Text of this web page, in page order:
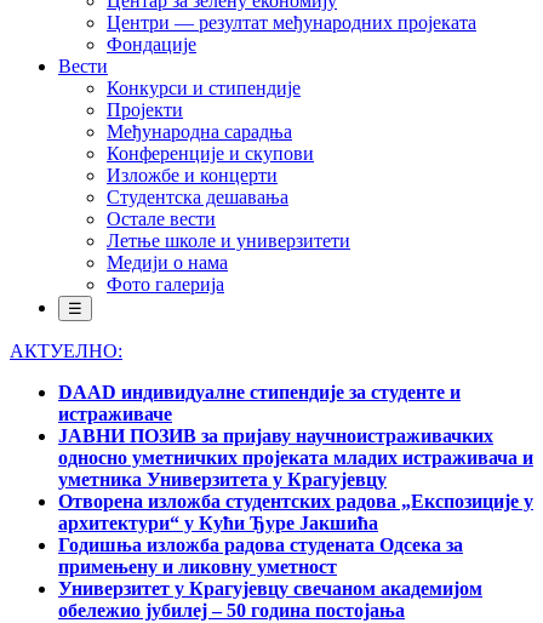
Центри — резултат међународних пројеката
Фондације
Вести
Конкурси и стипендије
Пројекти
Међународна сарадња
Конференције и скупови
Изложбе и концерти
Студентска дешавања
Остале вести
Летње школе и универзитети
Медији о нама
Фото галерија
☰
АКТУЕЛНО:
DAAD индивидуалне стипендије за студенте и
истраживаче
ЈАВНИ ПОЗИВ за пријаву научноистраживачких
односно уметничких пројеката младих истраживача и
уметника Универзитета у Крагујевцу
Отворена изложба студентских радова „Експозиције у
архитектури“ у Кући Ђуре Јакшића
Годишња изложба радова студената Одсека за
примењену и ликовну уметност
Универзитет у Крагујевцу свечаном академијом
обележио јубилеј – 50 година постојања